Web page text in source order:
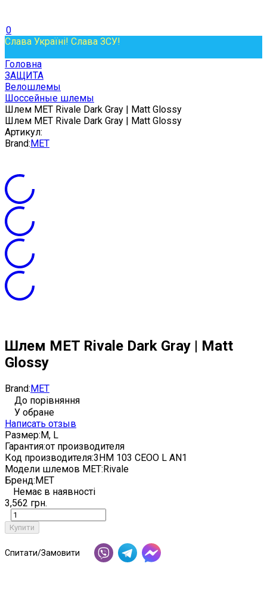
0
Слава Україні! Слава ЗСУ!
Головна
ЗАЩИТА
Велошлемы
Шоссейные шлемы
Шлем MET Rivale Dark Gray | Matt Glossy
Шлем MET Rivale Dark Gray | Matt Glossy
Артикул:
Brand:MET
Шлем MET Rivale Dark Gray | Matt
Glossy
Brand:MET
До порівняння
У обране
Написать отзыв
Размер:M, L
Гарантия:от производителя
Код производителя:3HM 103 CEOO L AN1
Модели шлемов MET:Rivale
Бренд:MET
Немає в наявності
3,562 грн.
Купити
Спитати/Замовити